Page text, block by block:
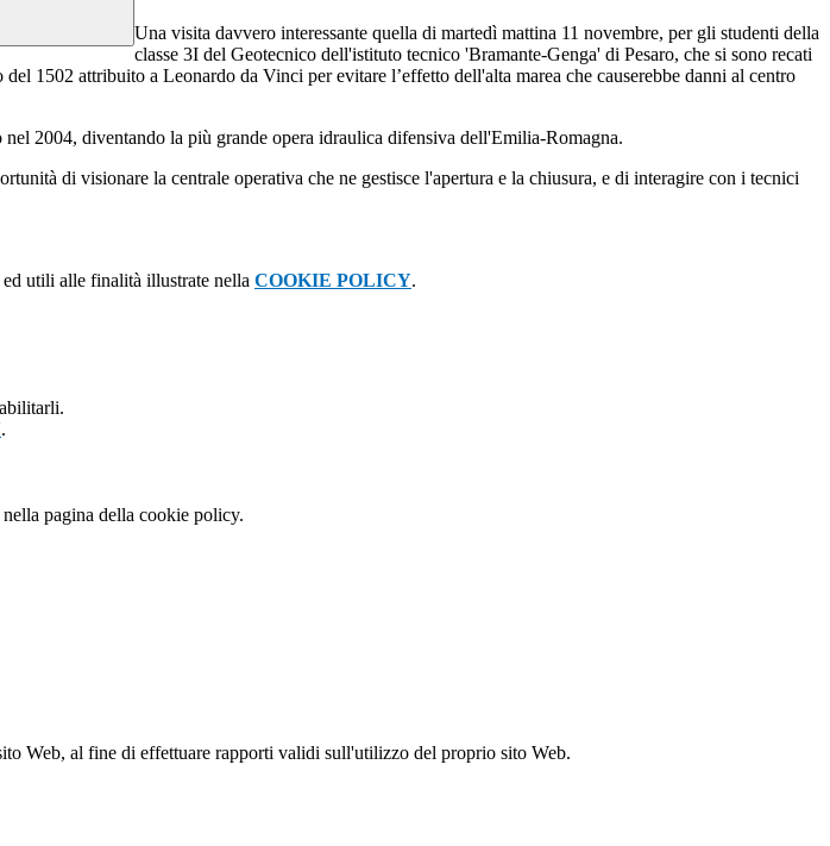
Una visita davvero interessante quella di martedì mattina 11 novembre, per gli studenti della
classe 3I del Geotecnico dell'istituto tecnico 'Bramante-Genga' di Pesaro, che si sono recati
del 1502 attribuito a Leonardo da Vinci per evitare l’effetto dell'alta marea che causerebbe danni al centro
2004, diventando la più grande opera idraulica difensiva dell'Emilia-Romagna.
di visionare la centrale operativa che ne gestisce l'apertura e la chiusura, e di interagire con i tecnici
utili alle finalità illustrate nella COOKIE POLICY.
.
pagina della cookie policy.
Web, al fine di effettuare rapporti validi sull'utilizzo del proprio sito Web.